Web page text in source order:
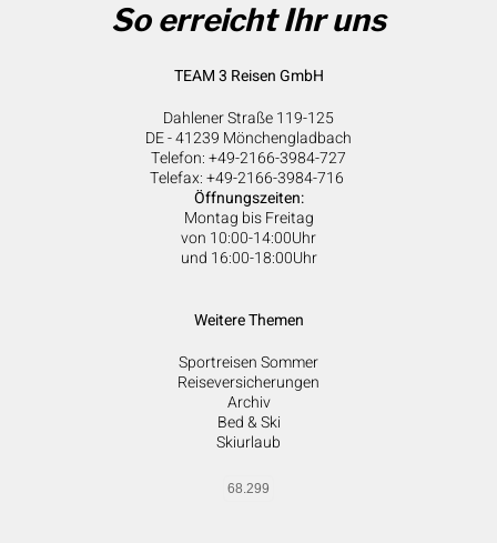
So erreicht Ihr uns
TEAM 3 Reisen GmbH
Dahlener Straße 119-125
DE - 41239 Mönchengladbach
Telefon: +49-2166-3984-727
Telefax: +49-2166-3984-716
Öffnungszeiten:
Montag bis Freitag
von 10:00-14:00Uhr
und 16:00-18:00Uhr
Weitere Themen
Sportreisen Sommer
Reiseversicherungen
Archiv
Bed & Ski
Skiurlaub
68.299